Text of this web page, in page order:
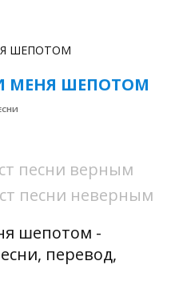
ШЕПОТОМ
МЕНЯ ШЕПОТОМ
песни верным
песни неверным
шепотом -
перевод,